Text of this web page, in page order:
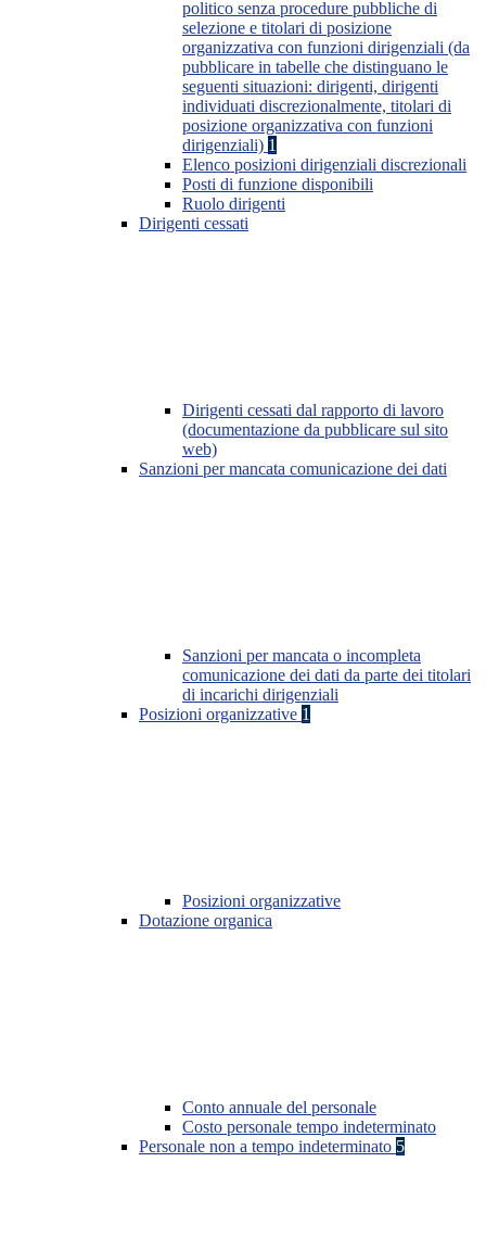
politico senza procedure pubbliche di
selezione e titolari di posizione
organizzativa con funzioni dirigenziali (da
pubblicare in tabelle che distinguano le
seguenti situazioni: dirigenti, dirigenti
individuati discrezionalmente, titolari di
posizione organizzativa con funzioni
dirigenziali) 1
Elenco posizioni dirigenziali discrezionali
Posti di funzione disponibili
Ruolo dirigenti
Dirigenti cessati
Dirigenti cessati dal rapporto di lavoro
(documentazione da pubblicare sul sito
web)
Sanzioni per mancata comunicazione dei dati
Sanzioni per mancata o incompleta
comunicazione dei dati da parte dei titolari
di incarichi dirigenziali
Posizioni organizzative 1
Posizioni organizzative
Dotazione organica
Conto annuale del personale
Costo personale tempo indeterminato
Personale non a tempo indeterminato 5